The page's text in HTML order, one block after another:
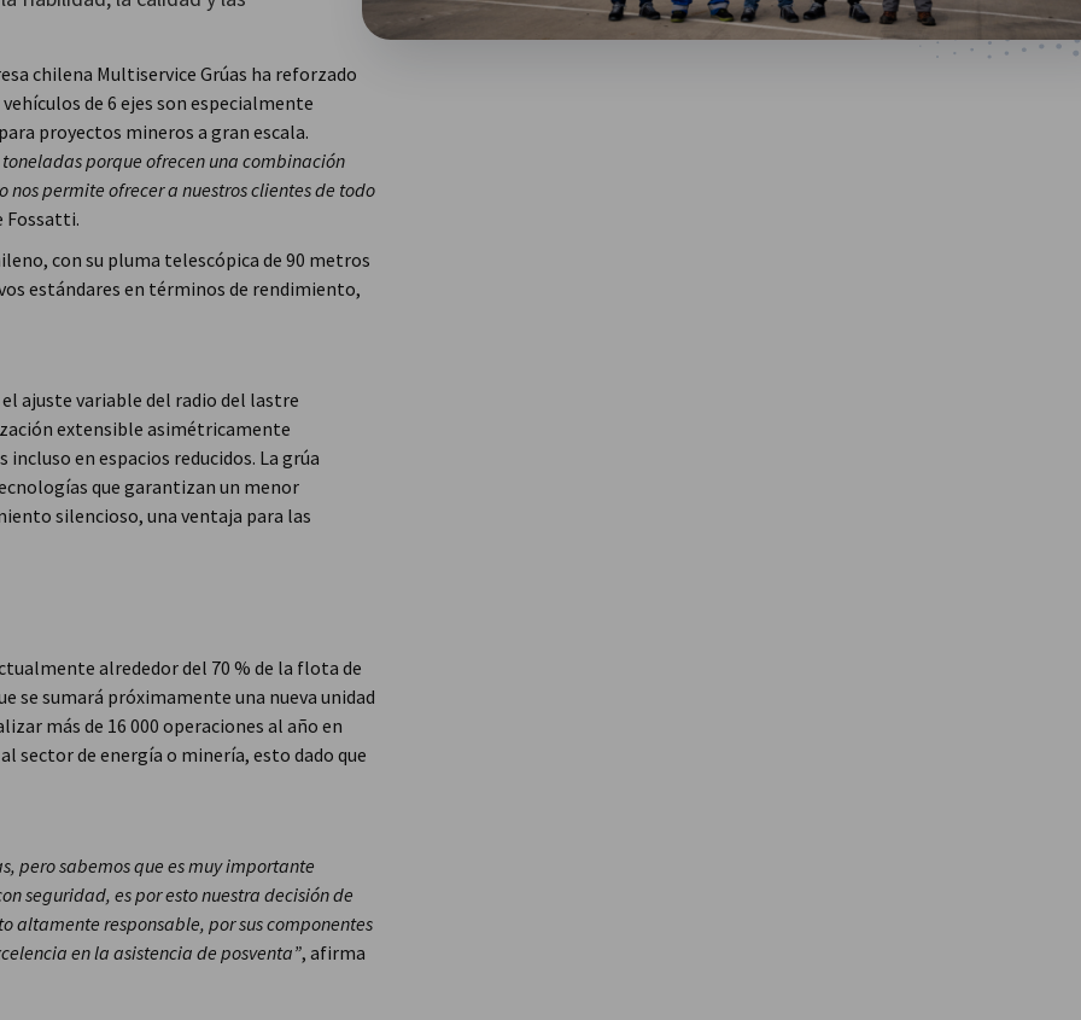
chilena Multiservice Grúas ha reforzado
de 6 ejes son especialmente
proyectos mineros a gran escala.
porque ofrecen una combinación
permite ofrecer a nuestros clientes de todo
Fossatti.
con su pluma telescópica de 90 metros
estándares en términos de rendimiento,
ajuste variable del radio del lastre
extensible asimétricamente
en espacios reducidos. La grúa
que garantizan un menor
silencioso, una ventaja para las
alrededor del 70 % de la flota de
se sumará próximamente una nueva unidad
más de 16 000 operaciones al año en
sector de energía o minería, esto dado que
pero sabemos que es muy importante
seguridad, es por esto nuestra decisión de
altamente responsable, por sus componentes
en la asistencia de posventa”, afirma